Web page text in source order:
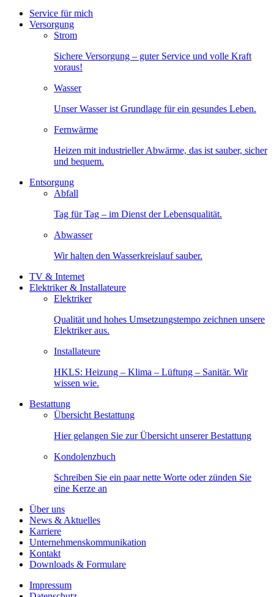
Service für mich
Versorgung
Strom
Sichere Versorgung – guter Service und volle Kraft
voraus!
Wasser
Unser Wasser ist Grundlage für ein gesundes Leben.
Fernwärme
Heizen mit industrieller Abwärme, das ist sauber, sicher
und bequem.
Entsorgung
Abfall
Tag für Tag – im Dienst der Lebensqualität.
Abwasser
Wir halten den Wasserkreislauf sauber.
TV & Internet
Elektriker & Installateure
Elektriker
Qualität und hohes Umsetzungstempo zeichnen unsere
Elektriker aus.
Installateure
HKLS: Heizung – Klima – Lüftung – Sanitär. Wir
wissen wie.
Bestattung
Übersicht Bestattung
Hier gelangen Sie zur Übersicht unserer Bestattung
Kondolenzbuch
Schreiben Sie ein paar nette Worte oder zünden Sie
eine Kerze an
Über uns
News & Aktuelles
Karriere
Unternehmenskommunikation
Kontakt
Downloads & Formulare
Impressum